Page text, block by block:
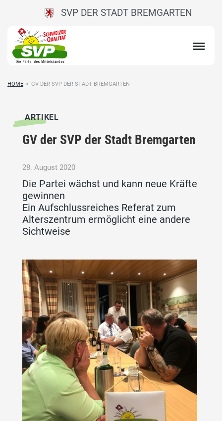
SVP DER STADT BREMGARTEN
HOME > GV DER SVP DER STADT BREMGARTEN
ARTIKEL
GV der SVP der Stadt Bremgarten
28. August 2020
Die Partei wächst und kann neue Kräfte
gewinnen
Ein Aufschlussreiches Referat zum
Alterszentrum ermöglicht eine andere
Sichtweise